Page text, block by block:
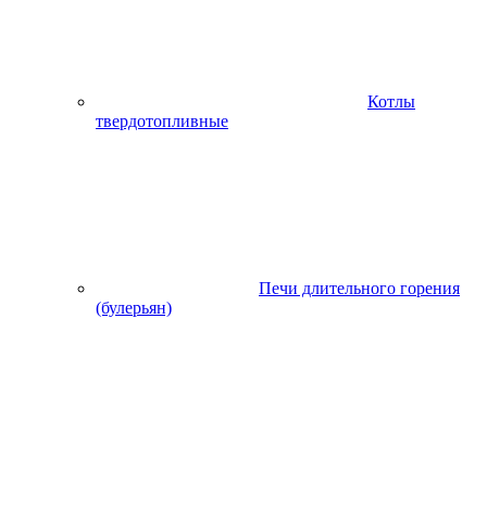
Котлы
твердотопливные
Печи длительного горения
(булерьян)